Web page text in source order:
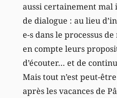
aussi certainement
de dialogue : au lieu
e-s dans le processus
en compte leurs
d’écouter… et de
Mais tout n’est peut-
après les vacances de